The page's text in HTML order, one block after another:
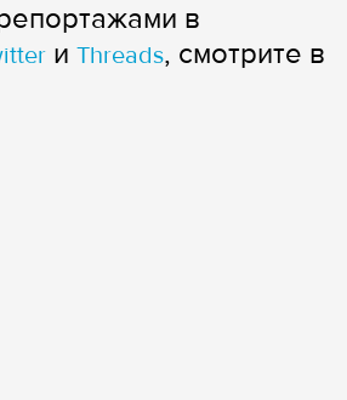
в
и Threads, смотрите в